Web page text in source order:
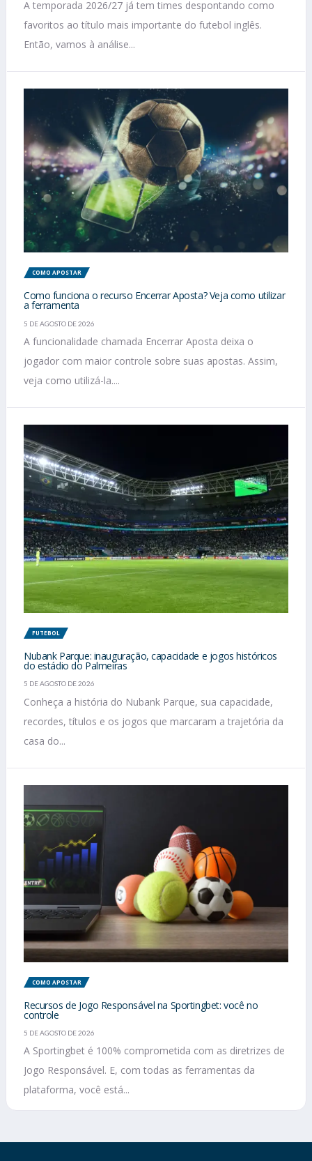
A temporada 2026/27 já tem times despontando como
favoritos ao título mais importante do futebol inglês.
Então, vamos à análise...
COMO APOSTAR
Como funciona o recurso Encerrar Aposta? Veja como utilizar
a ferramenta
5 DE AGOSTO DE 2026
A funcionalidade chamada Encerrar Aposta deixa o
jogador com maior controle sobre suas apostas. Assim,
veja como utilizá-la....
FUTEBOL
Nubank Parque: inauguração, capacidade e jogos históricos
do estádio do Palmeiras
5 DE AGOSTO DE 2026
Conheça a história do Nubank Parque, sua capacidade,
recordes, títulos e os jogos que marcaram a trajetória da
casa do...
COMO APOSTAR
Recursos de Jogo Responsável na Sportingbet: você no
controle
5 DE AGOSTO DE 2026
A Sportingbet é 100% comprometida com as diretrizes de
Jogo Responsável. E, com todas as ferramentas da
plataforma, você está...